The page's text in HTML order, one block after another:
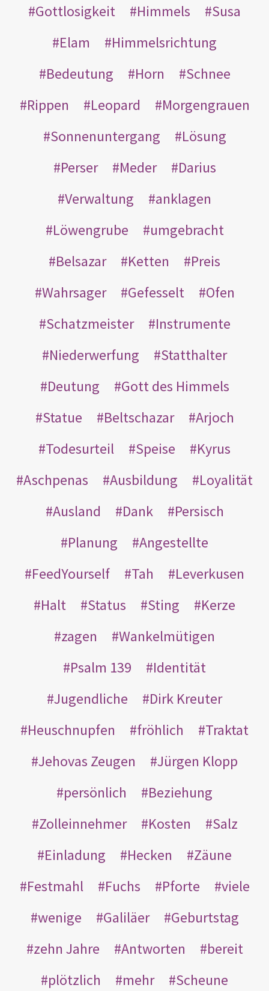
Gottlosigkeit
Himmels
Susa
Elam
Himmelsrichtung
Bedeutung
Horn
Schnee
Rippen
Leopard
Morgengrauen
Sonnenuntergang
Lösung
Perser
Meder
Darius
Verwaltung
anklagen
Löwengrube
umgebracht
Belsazar
Ketten
Preis
Wahrsager
Gefesselt
Ofen
Schatzmeister
Instrumente
Niederwerfung
Statthalter
Deutung
Gott des Himmels
Statue
Beltschazar
Arjoch
Todesurteil
Speise
Kyrus
Aschpenas
Ausbildung
Loyalität
Ausland
Dank
Persisch
Planung
Angestellte
FeedYourself
Tah
Leverkusen
Halt
Status Sting
Kerze
zagen
Wankelmütigen
Psalm 139
Identität
Jugendliche
Dirk Kreuter
Heuschnupfen
fröhlich
Traktat
Jehovas Zeugen
Jürgen Klopp
persönlich
Beziehung
Zolleinnehmer
Kosten
Salz
Einladung
Hecken
Zäune
Festmahl
Fuchs Pforte
viele
wenige
Galiläer
Geburtstag
zehn Jahre
Antworten
bereit
plötzlich
mehr Scheune